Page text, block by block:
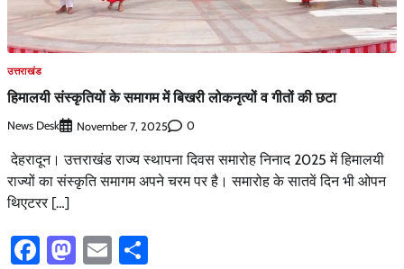
उत्तराखंड
हिमालयी संस्कृतियों के समागम में बिखरी लोकनृत्यों व गीतों की छटा
News Desk November 7, 2025 0
देहरादून। उत्तराखंड राज्य स्थापना दिवस समारोह निनाद 2025 में हिमालयी
राज्यों का संस्कृति समागम अपने चरम पर है। समारोह के सातवें दिन भी ओपन
थिएटरर […]
Facebook
Mastodon
Email